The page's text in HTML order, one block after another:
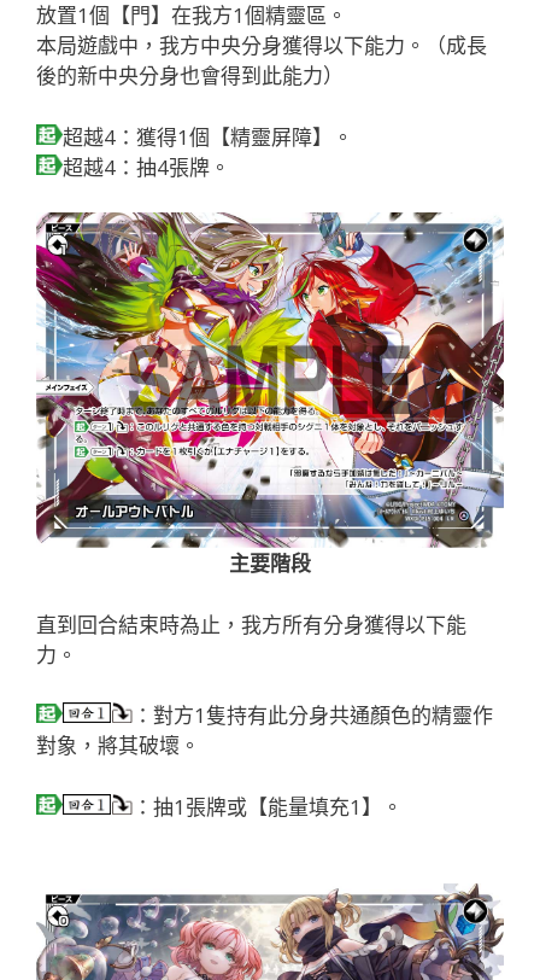
放置1個【門】在我方1個精靈區。
本局遊戲中，我方中央分身獲得以下能力。（成長
後的新中央分身也會得到此能力）
超越4：獲得1個【精靈屏障】。
超越4：抽4張牌。
主要階段
直到回合結束時為止，我方所有分身獲得以下能
力。
：對方1隻持有此分身共通顏色的精靈作
對象，將其破壞。
：抽1張牌或【能量填充1】。